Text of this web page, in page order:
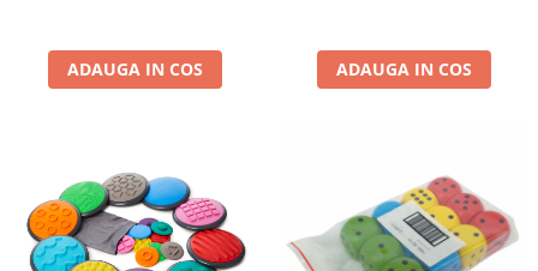
Diverse jucarii educative
Mobilier gradinita
Montessori
Spații de joacă
ADAUGA IN COS ADAUGA IN COS